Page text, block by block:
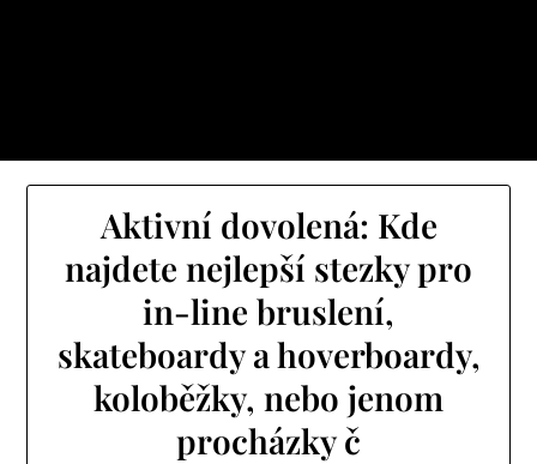
Aktivní dovolená: Kde
najdete nejlepší stezky pro
in-line bruslení,
skateboardy a hoverboardy,
koloběžky, nebo jenom
procházky č